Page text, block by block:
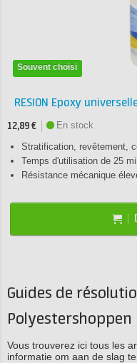
Souvent choisi
RESION Epoxy
12,89 €
En stock
Stratification, revêtement,
Temps d'utilisation de 25
Résistance mécanique
Guides de
Polyestershoppen
Vous trouverez ici tous les
informatie om aan de slag